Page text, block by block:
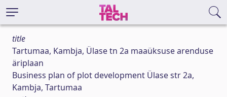
title
Tartumaa, Kambja, Ülase tn 2a maaüksuse arenduse
äriplaan
Business plan of plot development Ülase str 2a,
Kambja, Tartumaa